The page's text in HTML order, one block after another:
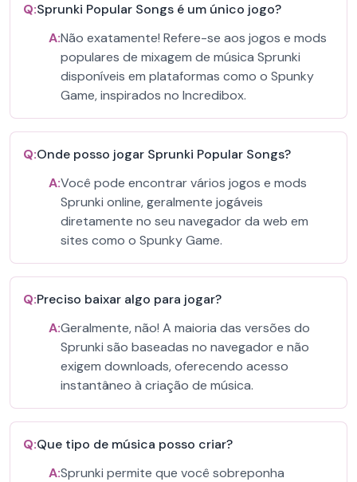
Q:Sprunki Popular Songs é um único jogo?
A:Não exatamente! Refere-se aos jogos e mods
populares de mixagem de música Sprunki
disponíveis em plataformas como o Spunky
Game, inspirados no Incredibox.
Q:Onde posso jogar Sprunki Popular Songs?
A:Você pode encontrar vários jogos e mods
Sprunki online, geralmente jogáveis
diretamente no seu navegador da web em
sites como o Spunky Game.
Q:Preciso baixar algo para jogar?
A:Geralmente, não! A maioria das versões do
Sprunki são baseadas no navegador e não
exigem downloads, oferecendo acesso
instantâneo à criação de música.
Q:Que tipo de música posso criar?
A:Sprunki permite que você sobreponha